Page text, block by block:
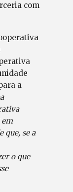
com
a
que, se a
o que